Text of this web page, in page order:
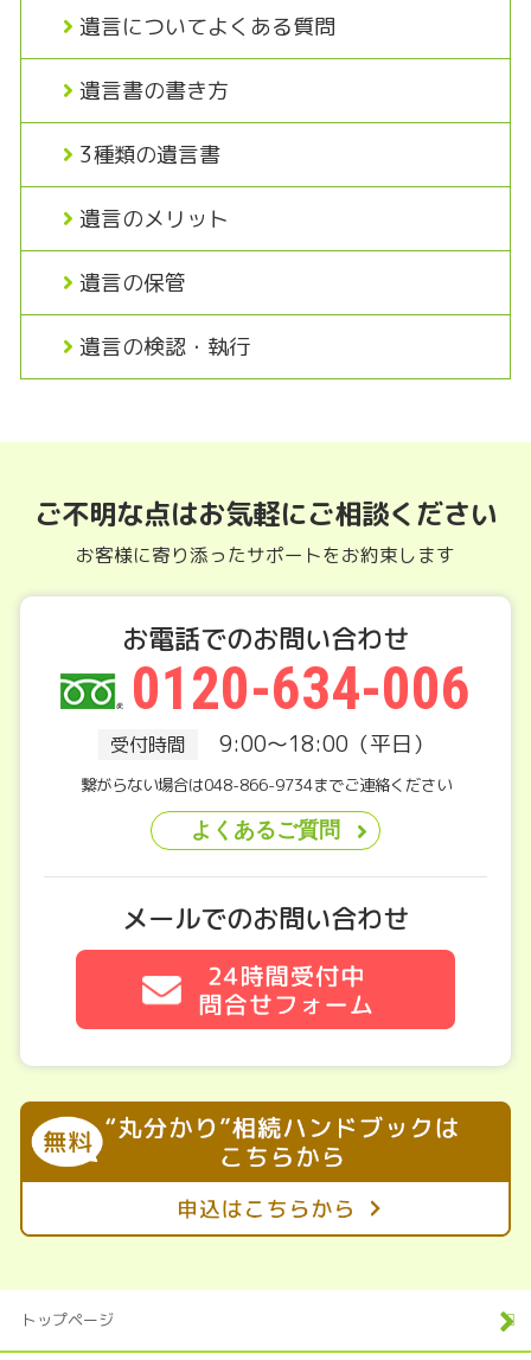
遺言についてよくある質問
遺言書の書き方
3種類の遺言書
遺言のメリット
遺言の保管
遺言の検認・執行
ご不明な点はお気軽にご相談ください
お客様に寄り添ったサポートをお約束します
お電話でのお問い合わせ
0120-634-006
受付時間 9:00～18:00（平日）
繋がらない場合は048-866-9734までご連絡ください
よくあるご質問
メールでのお問い合わせ
トップページ